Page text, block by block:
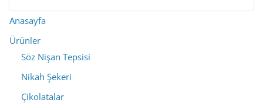
Anasayfa
Ürünler
Söz Nişan Tepsisi
Nikah Şekeri
Çikolatalar